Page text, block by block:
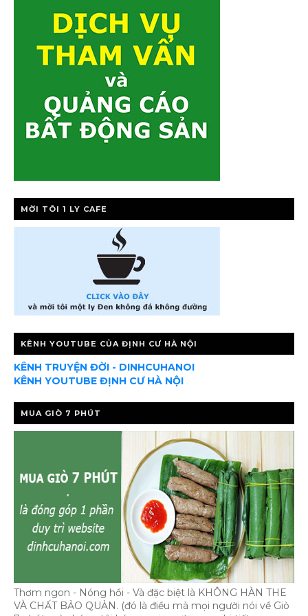
MỜI TÔI 1 LY CAFE
KÊNH YOUTUBE CỦA ĐỊNH CƯ HÀ NỘI
KÊNH TRUYỆN ĐỜI - DINHCUHANOI
KÊNH YOUTUBE ĐỊNH CƯ HÀ NỘI
MUA GIÒ 7 PHÚT
Thơm ngon - Nóng hổi - Và đặc biệt là KHÔNG HÀN THE
VÀ CHẤT BẢO QUẢN. (đó là điều mà mọi người nói về Giò